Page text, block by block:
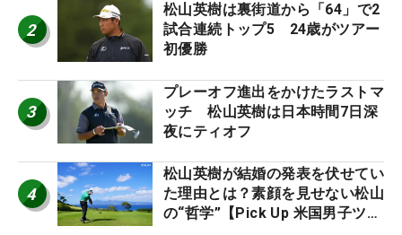
2
松山英樹は裏街道から「64」で2
試合連続トップ5 24歳がツアー
初優勝
3
プレーオフ進出をかけたラストマ
ッチ 松山英樹は日本時間7日深
夜にティオフ
4
松山英樹が結婚の発表を伏せてい
た理由とは？素顔を見せない松山
の“哲学”【Pick Up 米国男子ツア